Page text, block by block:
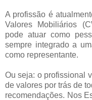
A profissão é
Valores Mobiliários
pode atuar como
sempre integrado a
como representante.
Ou seja: o profissional
de valores por trás de
recomendações. Nos